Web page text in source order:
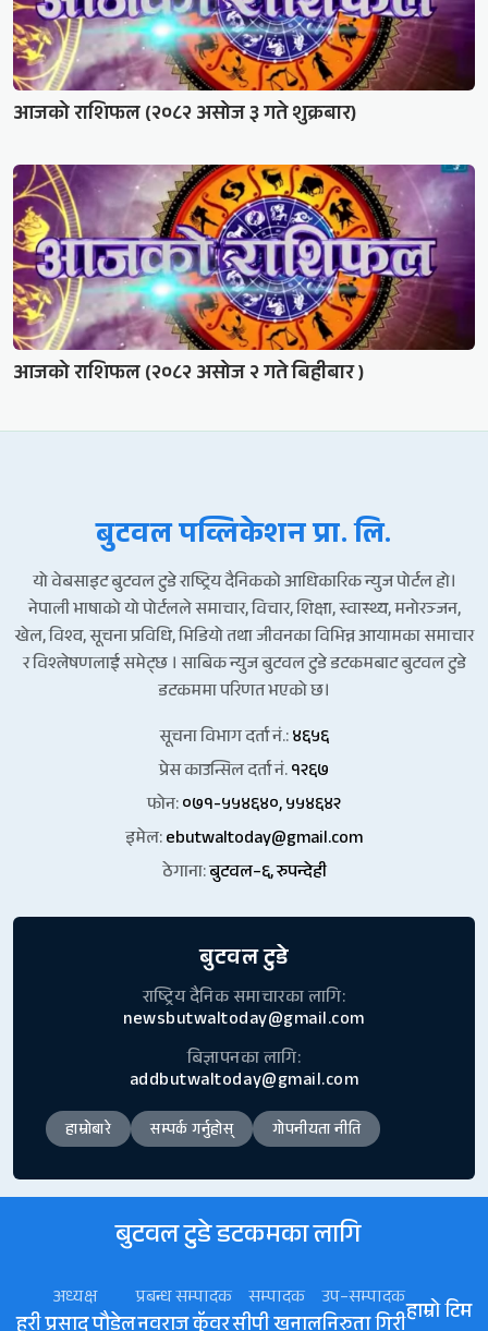
आजको राशिफल (२०८२ असोज ३ गते शुक्रबार)
आजको राशिफल (२०८२ असोज २ गते बिहीबार )
बुटवल पव्लिकेशन प्रा. लि.
यो वेबसाइट बुटवल टुडे राष्ट्रिय दैनिकको आधिकारिक न्युज पोर्टल हो।
नेपाली भाषाको यो पोर्टलले समाचार, विचार, शिक्षा, स्वास्थ्य, मनोरञ्जन,
खेल, विश्व, सूचना प्रविधि, भिडियो तथा जीवनका विभिन्न आयामका समाचार
र विश्लेषणलाई समेट्छ । साबिक न्युज बुटवल टुडे डटकमबाट बुटवल टुडे
डटकममा परिणत भएको छ।
सूचना विभाग दर्ता नं.:४६५६
प्रेस काउन्सिल दर्ता नं.१२६७
फोन:०७१-५५४६४०, ५५४६४२
इमेल:ebutwaltoday@gmail.com
ठेगाना:बुटवल–६, रुपन्देही
बुटवल टुडे
राष्ट्रिय दैनिक समाचारका लागि:
newsbutwaltoday@gmail.com
बिज्ञापनका लागि:
addbutwaltoday@gmail.com
हाम्रोबारे सम्पर्क गर्नुहोस् गोपनीयता नीति
बुटवल टुडे डटकमका लागि
अध्यक्ष प्रबन्ध सम्पादक सम्पादक उप–सम्पादकहाम्रो टिम